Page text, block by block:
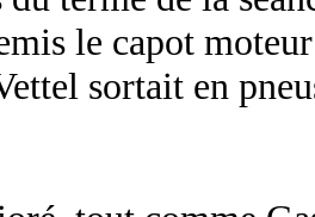
le capot
sortait en